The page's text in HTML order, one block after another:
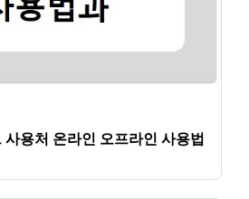
용처 온라인 오프라인 사용법